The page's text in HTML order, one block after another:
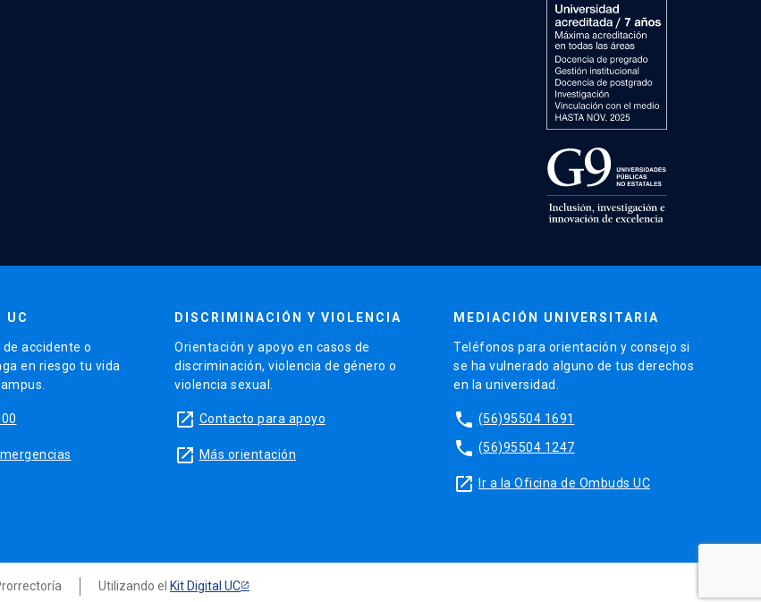
UC
accidente o
en riesgo tu vida
DISCRIMINACIÓN Y VIOLENCIA
Orientación y apoyo en casos de
discriminación, violencia de género o
violencia sexual.
launch Contacto para apoyo
launch Más orientación
MEDIACIÓN UNIVERSITARIA
Teléfonos para orientación y consejo si
se ha vulnerado alguno de tus derechos
en la universidad.
phone (56)95504 1691
phone (56)95504 1247
launch Ir a la Oficina de Ombuds UC
Utilizando el Kit Digital UC